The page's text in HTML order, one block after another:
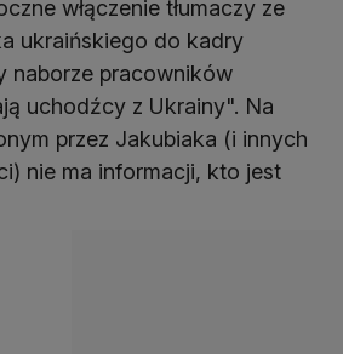
włączenie tłumaczy ze
ukraińskiego do kadry
naborze pracowników
uchodźcy z Ukrainy". Na
przez Jakubiaka (i innych
nie ma informacji, kto jest